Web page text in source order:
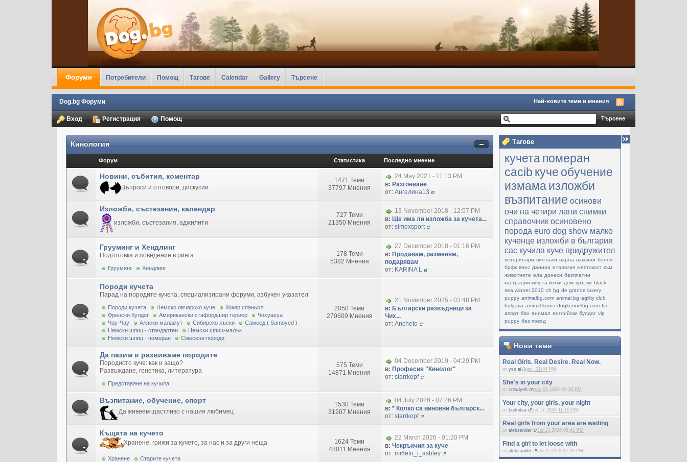
Форуми Потребители Помощ Тагове Calendar Gallery Търсене
Dog.bg Форуми Най-новите теми и мнения
Вход Регистрация Помощ
Тагове
кучетапомеран
cacib куче обучение
измамаизложби
възпитание осинови
очи на четири лапи снимки
справочник осиновено
порода еuro dog show малко
кученце изложби в българия
cac кучила куче придружител
ветеринари вип пъпи варна ваксини болни
брфк внос данина етология жестокост към
животните ела донеси безплатни
кастрации кучета котки дом връзки black
sea winner 2010 ch bg de grande luxery
puppy animalbg.com animal.bg agility club
bulgaria animal kurier dogkennelbg.com fci
апорт бах анимал английски булдог vip
puppy без повод
Нови теми
Real Girls. Real Desire. Real Now.
отyss Днес, 01:44 PM
She's in your city
отcrowlyeh Aug 06 2026 05:38 PM
Your city, your girls, your night
от Ludnitsa Jul 17 2026 11:16 PM
Real girls from your area are waiting
отaleksander Jul 13 2026 08:41 PM
Find a girl to let loose with
отaleksander Jul 11 2026 07:20 PM
Кинология
Форум Статистика Последно мнение
Новини, събития, коментар
Въпроси и отговори, дискусии
1471 Теми
37797 Мнения
24 May 2021 - 11:13 PM
в: Разгонване
от: Ангелина13
Изложби, състезания, календар
изложби, състезания, аджилити
727 Теми
21350 Мнения
13 November 2018 - 12:57 PM
в: Ще има ли изложба за кучета...
от: simexsport
Грууминг и Хендлинг
Подготовка и поведение в ринга
Грууминг Хендлинг
178 Теми
5382 Мнения
27 December 2018 - 01:16 PM
в: Продавам, разменям,
подарявам
от: KARINA L
Породи кучета
Парад на породите кучета, специализирани форуми, азбучен указател
Породи кучета Немско овчарско куче
Кокер спаньол
Френски булдог
Американски стафордшир териер
Чихуахуа
Чау-Чау
Аляски маламут Сибирско хъски
Самоед ( Samoyed )
Немски шпиц - стандартен
Немски шпиц-малък
Немски шпиц - померан
Смесени породи
2050 Теми
270609 Мнения
21 November 2025 - 03:48 PM
в: Български развъдници за
Чих...
от: Ancheto
Да пазим и развиваме породите
Породисто куче: как и защо?
Развъждане, генетика, литература
Представяне на кучила
575 Теми
14871 Мнения
04 December 2019 - 04:29 PM
в: Професия "Кинолог"
от: starrkopf
Възпитание, обучение, спорт
Да живеем щастливо с нашия любимец
1530 Теми
31907 Мнения
04 July 2026 - 07:26 PM
в: * Колко са виновни българск...
от: starrkopf
Къщата на кучето
Хранене, грижи за кучето, за нас и за други неща
Хранене Старите кучета
1624 Теми
48011 Мнения
22 March 2026 - 01:20 PM
в: Чекръкчия за куче
от: mi6eto_i_ashley